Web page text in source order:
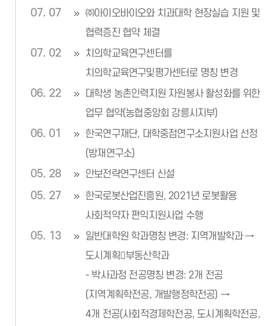
07. 07
㈜아이오바이오와 치과대학 현장실습 지원 및
협력증진 협약 체결
07. 02
치의학교육연구센터를
치의학교육연구및평가센터로 명칭 변경
06. 22
대학생 농촌인력지원 자원봉사 활성화를 위한
업무 협약(농협중앙회 강릉시지부)
06. 01
한국연구재단, 대학중점연구소지원사업 선정
(방재연구소)
05. 28 안보전략연구센터 신설
05. 27
한국로봇산업진흥원, 2021년 로봇활용
사회적약자 편익지원사업 수행
05. 13
일반대학원 학과명칭 변경: 지역개발학과 →
도시계획부동산학과
- 박사과정 전공명칭 변경: 2개 전공
(지역계획학전공, 개발행정학전공) →
4개 전공(사회적경제학전공, 도시계획학전공,